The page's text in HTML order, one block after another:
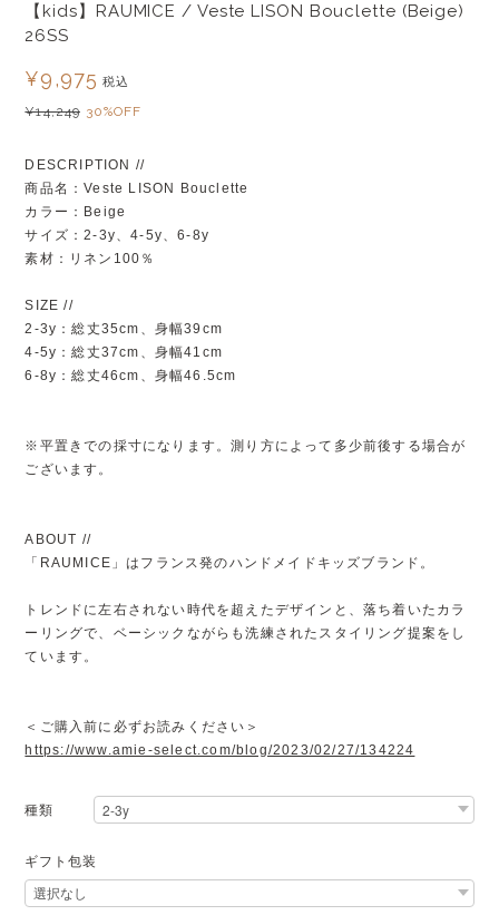
【kids】RAUMICE / Veste LISON Bouclette (Beige)
26SS
¥9,975 税込
¥14,249 30%OFF
DESCRIPTION //
商品名：Veste LISON Bouclette
カラー：Beige
サイズ：2-3y、4-5y、6-8y
素材：リネン100％
SIZE //
2-3y：総丈35cm、身幅39cm
4-5y：総丈37cm、身幅41cm
6-8y：総丈46cm、身幅46.5cm
※平置きでの採寸になります。測り方によって多少前後する場合が
ございます。
ABOUT //
「RAUMICE」はフランス発のハンドメイドキッズブランド。
トレンドに左右されない時代を超えたデザインと、落ち着いたカラ
ーリングで、ベーシックながらも洗練されたスタイリング提案をし
ています。
＜ご購入前に必ずお読みください＞
https://www.amie-select.com/blog/2023/02/27/134224
種類
ギフト包装